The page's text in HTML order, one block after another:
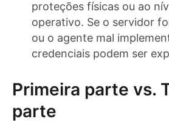
proteções físicas ou ao
operativo. Se o servidor
ou o agente mal
credenciais podem ser
Primeira parte vs.
parte